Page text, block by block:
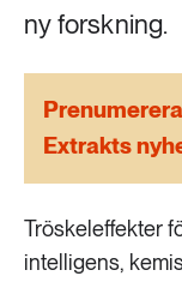
Social
Transport
473 ARTIKLAR
ny forskning.
Extrakts
Tröskeleffekter
intelligens,